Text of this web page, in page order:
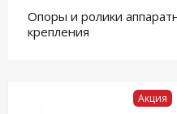
Опоры и ролики
крепления
Акция